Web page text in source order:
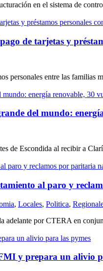
en el sistema de
de tarjetas y
personales entre las
del mundo:
de Escondida al recibir a
al paro y
, Locales, Politica,
adelante por CTERA en
y prepara un alivio